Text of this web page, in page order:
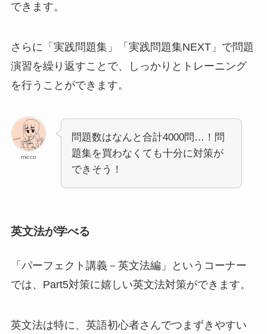
できます。
さらに「実践問題集」「実践問題集NEXT」で問題
演習を繰り返すことで、しっかりとトレーニング
を行うことができます。
micco
問題数はなんと合計4000問…！問
題集を買わなくても十分に対策が
できそう！
英文法が学べる
「パーフェクト講義－英文法編」というコーナー
では、Part5対策に嬉しい英文法対策ができます。
英文法は特に、英語初心者さんでつまずきやすい